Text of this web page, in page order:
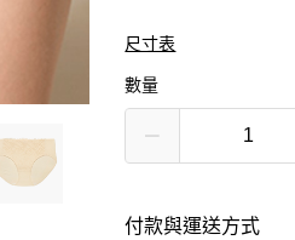
尺寸表
數量
付款與運送方式